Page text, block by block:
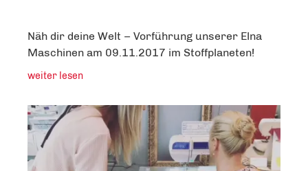
Näh dir deine Welt – Vorführung unserer Elna
Maschinen am 09.11.2017 im Stoffplaneten!
weiter lesen